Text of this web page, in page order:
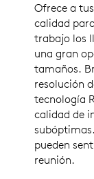
Ofrece a
calidad
trabajo los
una gran
tamaños.
resolución
tecnología
calidad de
pueden
reunión.